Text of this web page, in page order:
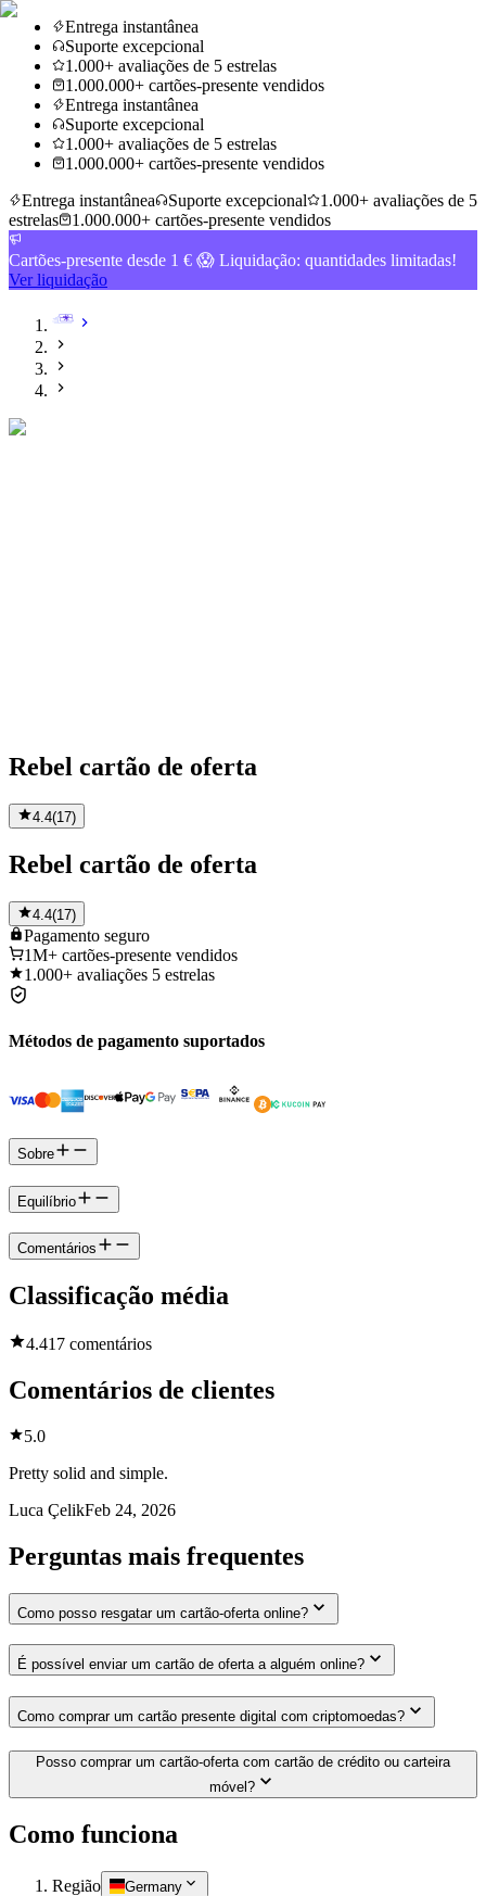
Entrega instantânea
Suporte excepcional
1.000+ avaliações de 5 estrelas
1.000.000+ cartões-presente vendidos
Entrega instantânea
Suporte excepcional
1.000+ avaliações de 5 estrelas
1.000.000+ cartões-presente vendidos
Entrega instantânea
Suporte excepcional
1.000+ avaliações de 5
estrelas
1.000.000+ cartões-presente vendidos
Cartões-presente desde 1 € 😱 Liquidação: quantidades limitadas!
Ver liquidação
Rebel cartão de oferta
4.4(17)
Rebel cartão de oferta
4.4(17)
Pagamento seguro
1M+ cartões-presente vendidos
1.000+ avaliações 5 estrelas
Métodos de pagamento suportados
Sobre
Equilíbrio
Comentários
Classificação média
4.417 comentários
Comentários de clientes
5.0
Pretty solid and simple.
Luca ÇelikFeb 24, 2026
Perguntas mais frequentes
Como posso resgatar um cartão-oferta online?
É possível enviar um cartão de oferta a alguém online?
Como comprar um cartão presente digital com criptomoedas?
Posso comprar um cartão-oferta com cartão de crédito ou carteira
móvel?
Como funciona
Região Germany